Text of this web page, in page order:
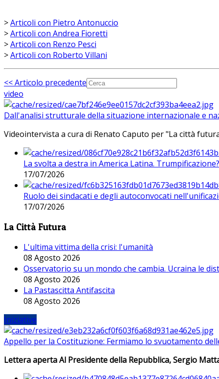
>Articoli con Pietro Antonuccio
>Articoli con Andrea Fioretti
>Articoli con Renzo Pesci
>Articoli con Roberto Villani
<< Articolo precedente
video
Dall'analisi strutturale della situazione internazionale e
Videointervista a cura di Renato Caputo per "La città
La svolta a destra in America Latina. Trumpificazione?
17/07/2026
Ruolo dei sindacati e degli autoconvocati
17/07/2026
La Città Futura
L'ultima vittima della crisi: l'umanità
08 Agosto 2026
Osservatorio su un mondo che cambia. Ucraina le
08 Agosto 2026
La Pastascitta Antifascita
08 Agosto 2026
Iniziative
Appello per la Costituzione: Fermiamo lo svuotamento
Lettera aperta Al Presidente della Repubblica, Sergio